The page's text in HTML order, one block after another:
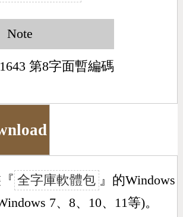
Note
第8字面暫編碼
全字庫軟體包 』的Windows
7、8、10、11等)。